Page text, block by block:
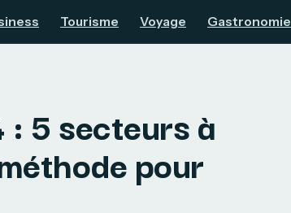
Tourisme Voyage Gastronomie
5 secteurs à
pour